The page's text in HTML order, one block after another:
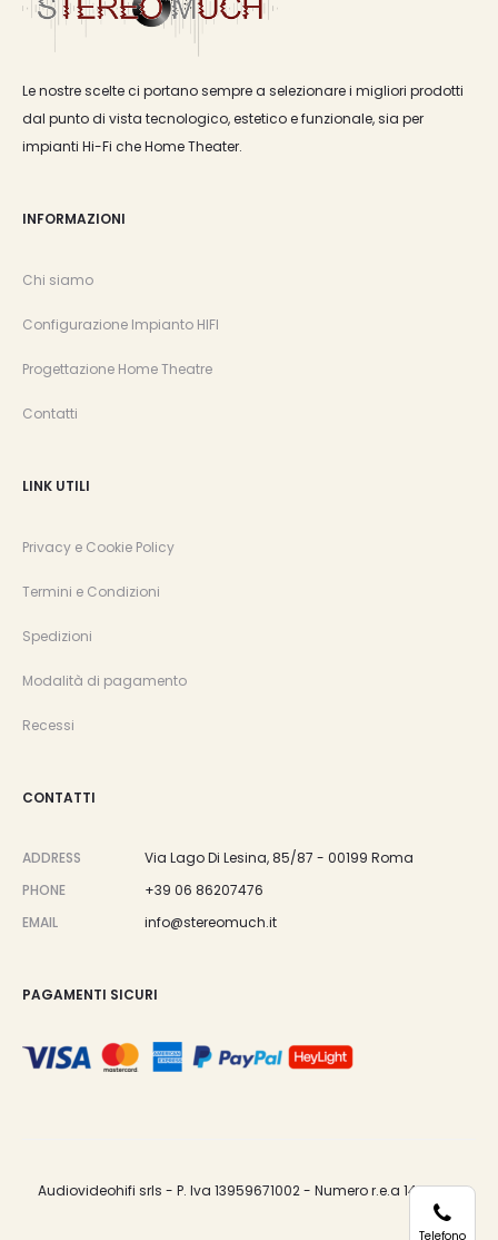
Le nostre scelte ci portano sempre a selezionare i migliori prodotti
dal punto di vista tecnologico, estetico e funzionale, sia per
impianti Hi-Fi che Home Theater.
INFORMAZIONI
Chi siamo
Configurazione Impianto HIFI
Progettazione Home Theatre
Contatti
LINK UTILI
Privacy e Cookie Policy
Termini e Condizioni
Spedizioni
Modalità di pagamento
Recessi
CONTATTI
ADDRESS
Via Lago Di Lesina, 85/87 - 00199 Roma
PHONE
+39 06 86207476
EMAIL
info@stereomuch.it
PAGAMENTI SICURI
Audiovideohifi srls - P. Iva 13959671002 - Numero r.e.a 1487033.
Telefono